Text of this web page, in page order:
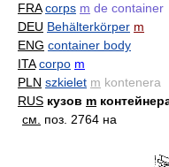
FRA corps m de container
DEU Behälterkörper m
ENG container body
ITA corpo m
PLN szkielet m kontenera
RUS кузов m
см. поз. 2764 на